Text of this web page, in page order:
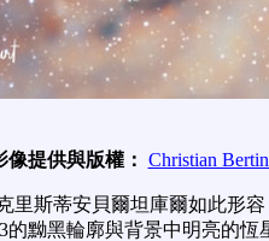
像提供與版權： Christian
斯蒂安貝爾坦庫爾如此形容
的黝黑輪廓與背景中明亮的恆